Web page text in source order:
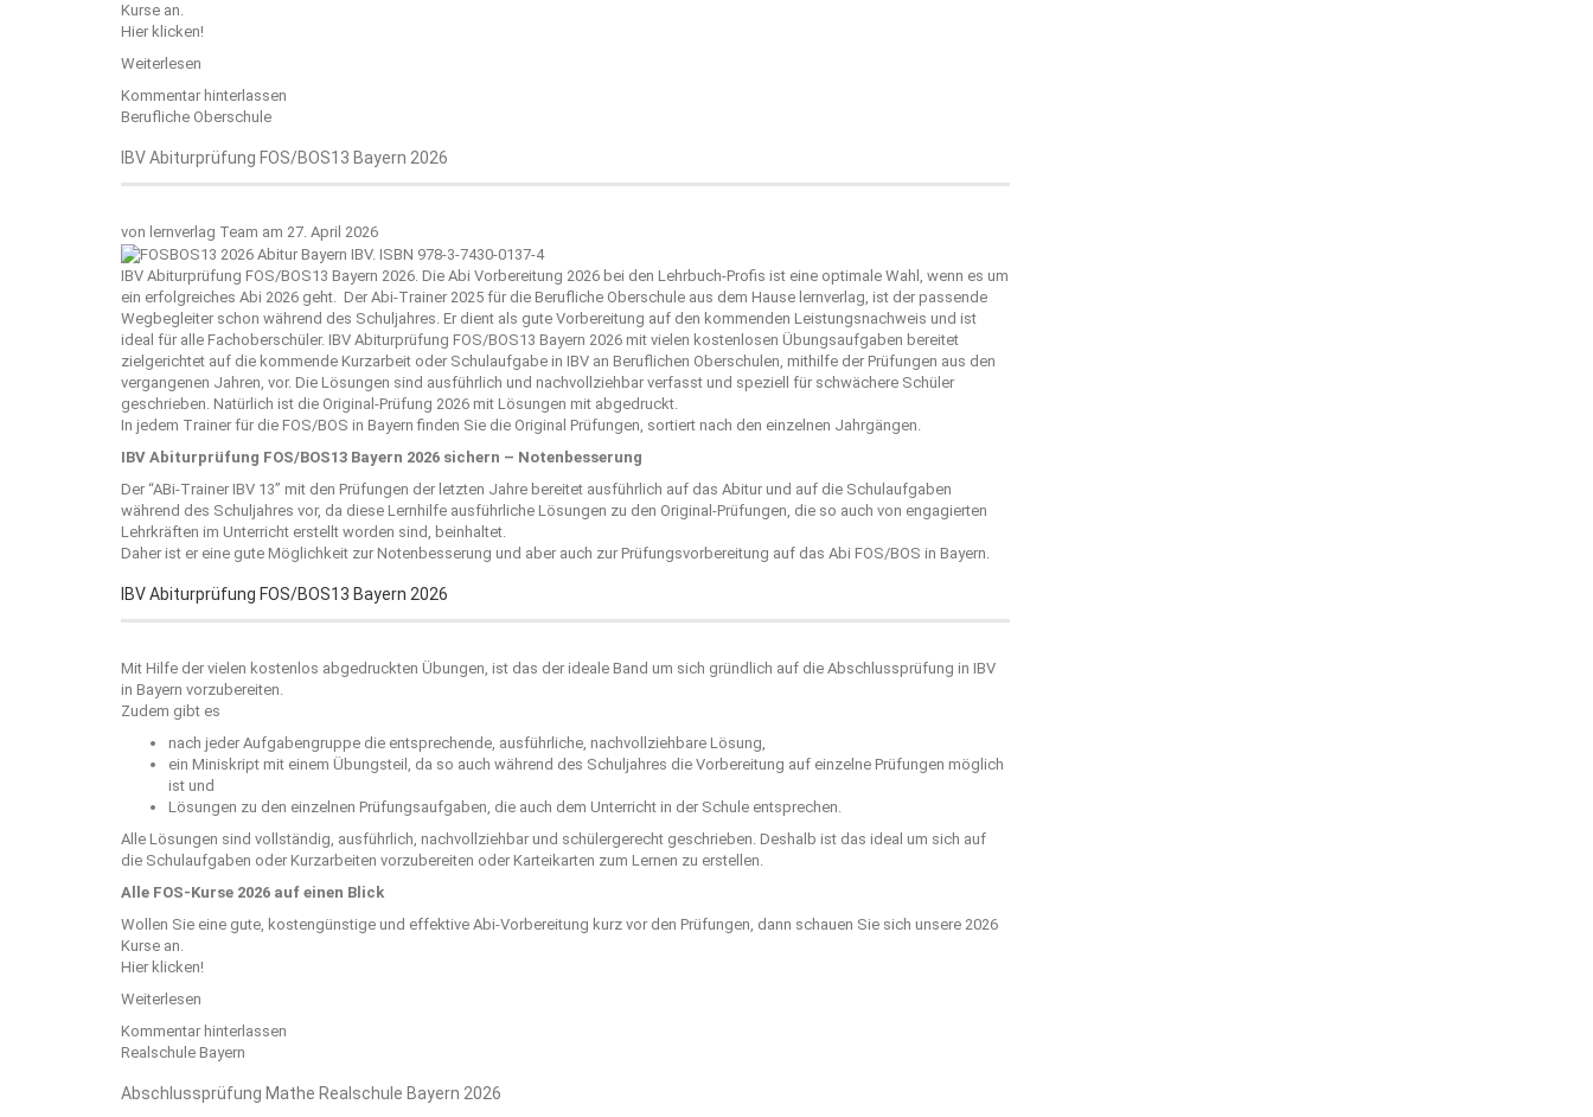
Kurse an.
Hier klicken!
Weiterlesen
Kommentar hinterlassen
Berufliche Oberschule
IBV Abiturprüfung FOS/BOS13 Bayern 2026
von lernverlag Team am 27. April 2026
IBV Abiturprüfung FOS/BOS13 Bayern 2026. Die Abi Vorbereitung 2026 bei den Lehrbuch-Profis ist eine optimale Wahl, wenn es um
ein erfolgreiches Abi 2026 geht. Der Abi-Trainer 2025 für die Berufliche Oberschule aus dem Hause lernverlag , ist der passende
Wegbegleiter schon während des Schuljahres. Er dient als gute Vorbereitung auf den kommenden Leistungsnachweis und ist
ideal für alle Fachoberschüler. IBV Abiturprüfung FOS/BOS13 Bayern 2026 mit vielen kostenlosen Übungsaufgaben bereitet
zielgerichtet auf die kommende Kurzarbeit oder Schulaufgabe in IBV an Beruflichen Oberschulen, mithilfe der Prüfungen aus den
vergangenen Jahren, vor. Die Lösungen sind ausführlich und nachvollziehbar verfasst und speziell für schwächere Schüler
geschrieben. Natürlich ist die Original-Prüfung 2026 mit Lösungen mit abgedruckt.
In jedem Trainer für die FOS/BOS in Bayern finden Sie die Original Prüfungen, sortiert nach den einzelnen Jahrgängen.
IBV Abiturprüfung FOS/BOS13 Bayern 2026 sichern – Notenbesserung
Der “ABi-Trainer IBV 13” mit den Prüfungen der letzten Jahre bereitet ausführlich auf das Abitur und auf die Schulaufgaben
während des Schuljahres vor, da diese Lernhilfe ausführliche Lösungen zu den Original-Prüfungen, die so auch von engagierten
Lehrkräften im Unterricht erstellt worden sind, beinhaltet.
Daher ist er eine gute Möglichkeit zur Notenbesserung und aber auch zur Prüfungsvorbereitung auf das Abi FOS/BOS in Bayern.
IBV Abiturprüfung FOS/BOS13 Bayern 2026
Mit Hilfe der vielen kostenlos abgedruckten Übungen, ist das der ideale Band um sich gründlich auf die Abschlussprüfung in IBV
in Bayern vorzubereiten.
Zudem gibt es
nach jeder Aufgabengruppe die entsprechende, ausführliche, nachvollziehbare Lösung,
ein Miniskript mit einem Übungsteil, da so auch während des Schuljahres die Vorbereitung auf einzelne Prüfungen möglich
ist und
Lösungen zu den einzelnen Prüfungsaufgaben, die auch dem Unterricht in der Schule entsprechen.
Alle Lösungen sind vollständig, ausführlich, nachvollziehbar und schülergerecht geschrieben. Deshalb ist das ideal um sich auf
die Schulaufgaben oder Kurzarbeiten vorzubereiten oder Karteikarten zum Lernen zu erstellen.
Alle FOS-Kurse 2026 auf einen Blick
Wollen Sie eine gute, kostengünstige und effektive Abi-Vorbereitung kurz vor den Prüfungen, dann schauen Sie sich unsere 2026
Kurse an.
Hier klicken!
Weiterlesen
Kommentar hinterlassen
Realschule Bayern
Abschlussprüfung Mathe Realschule Bayern 2026